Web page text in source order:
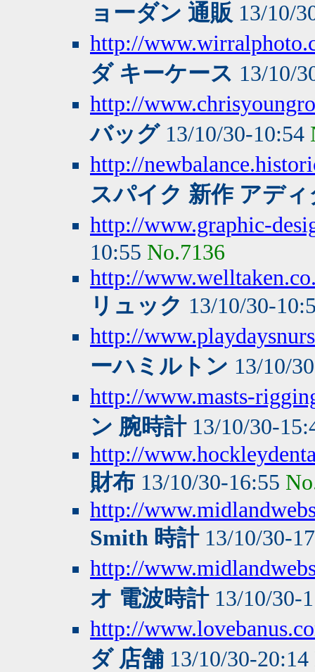
ョーダン 通販 13/10/
http://
ダ キーケース 13/10/
http://
バッグ13/10/30-10:54
http://
スパイク 新作 アディ
http://www.graphic-
10:55 No.7136
http://
リュック 13/10/30-
http://
ーハミルトン 13/10/
http://www.masts-
ン 腕時計13/10/30-
http://
財布 13/10/30-16:55
http://
Smith 時計13/10/30-
http://
オ 電波時計13/10/30-
http://
ダ 店舗 13/10/30-20:14